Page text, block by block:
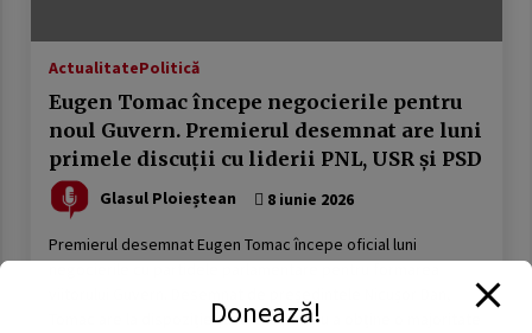
ActualitatePolitică
Eugen Tomac începe negocierile pentru
noul Guvern. Premierul desemnat are luni
primele discuții cu liderii PNL, USR și PSD
Glasul Ploieștean 8 iunie 2026
Premierul desemnat Eugen Tomac începe oficial luni
Tomac are la dispoziție șase zile pentru a obține o majoritate
Donează!